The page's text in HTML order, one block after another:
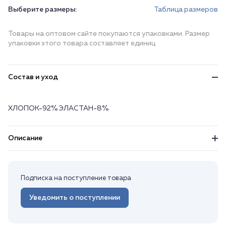
Выберите размеры: Таблица размеров
Товары на оптовом сайте покупаются упаковками. Размер
упаковки этого товара составляет единиц
Состав и уход
ХЛОПОК-92% ЭЛАСТАН-8%
Описание
Подписка на поступление товара
Уведомить о поступлении